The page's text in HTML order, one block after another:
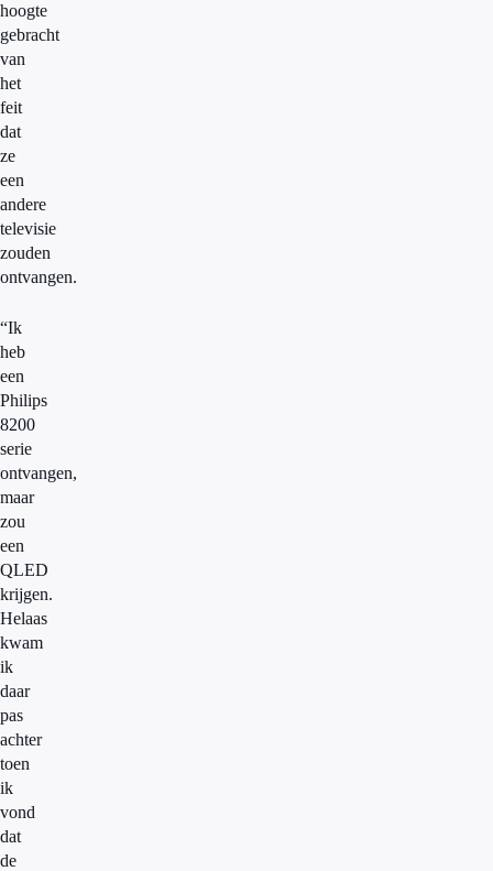
hoogte
gebracht
van
het
feit
dat
ze
een
andere
televisie
zouden
ontvangen.
“Ik
heb
een
Philips
8200
serie
ontvangen,
maar
zou
een
QLED
krijgen.
Helaas
kwam
ik
daar
pas
achter
toen
ik
vond
dat
de